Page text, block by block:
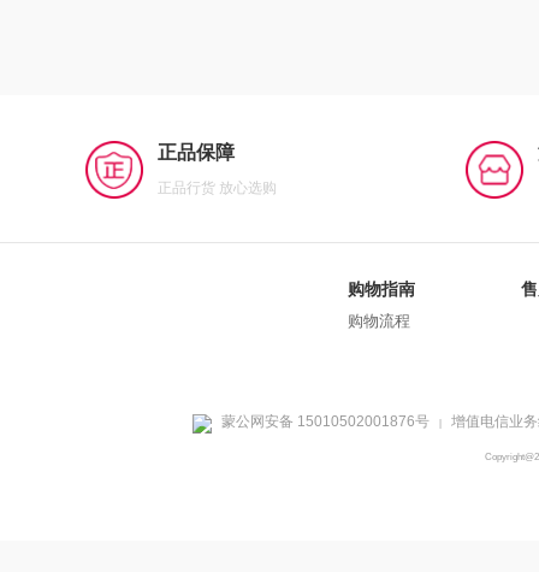
正品保障
正品行货 放心选购
购物指南
购物流程
蒙公网安备 15010502001876号 | 增值电信业